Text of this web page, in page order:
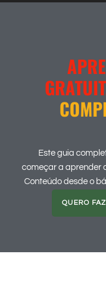
Este guia
começar a aprender
Conteúdo desde o
QUERO